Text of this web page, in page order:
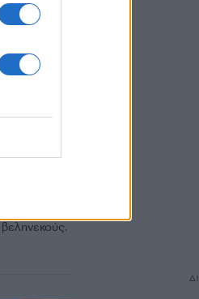
στη